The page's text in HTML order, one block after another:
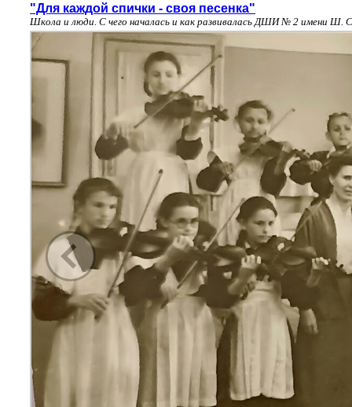
"Для каждой спички - своя песенка"
Школа и люди. С чего началась и как развивалась ДШИ № 2 имени Ш.